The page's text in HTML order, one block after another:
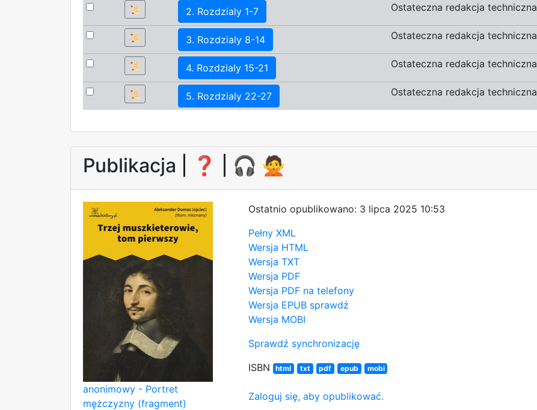
📜 2. Rozdzialy 1-7 Ostateczna redakcja techniczna
📜 3. Rozdzialy 8-14 Ostateczna redakcja techniczna
📜 4. Rozdzialy 15-21 Ostateczna redakcja techniczna
📜 5. Rozdzialy 22-27 Ostateczna redakcja techniczna
Publikacja | ❓ | 🎧 🙅
anonimowy - Portret
mężczyzny (fragment)
Ostatnio opublikowano: 3 lipca 2025 10:53
Pełny XML
Wersja HTML
Wersja TXT
Wersja PDF
Wersja PDF na telefony
Wersja EPUB sprawdź
Wersja MOBI
Sprawdź synchronizację
ISBN
html txt pdf epub mobi
Zaloguj się, aby opublikować.